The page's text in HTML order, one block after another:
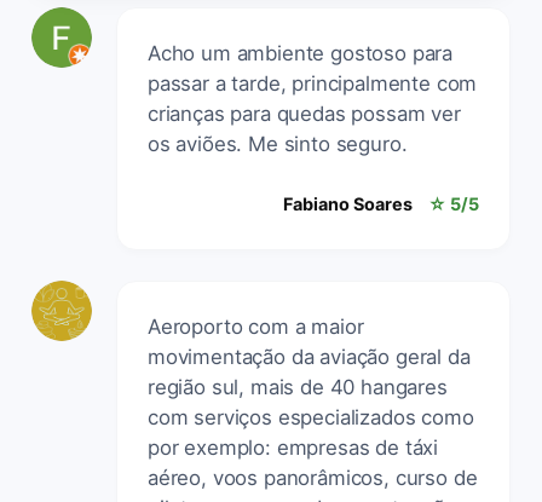
Acho um ambiente gostoso para
passar a tarde, principalmente com
crianças para quedas possam ver
os aviões. Me sinto seguro.
Fabiano Soares ☆ 5/5
Aeroporto com a maior
movimentação da aviação geral da
região sul, mais de 40 hangares
com serviços especializados como
por exemplo: empresas de táxi
aéreo, voos panorâmicos, curso de